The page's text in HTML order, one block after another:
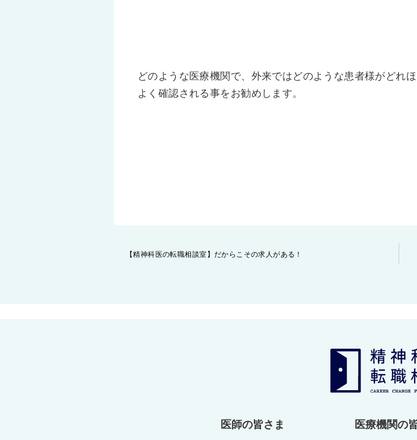
どのような医療機関で、外来ではどのような患者様がどれ
よく確認される事をお勧めします。
【精神科医の転職相談室】だからこその求人がある！
医師の皆さま 医療機関の